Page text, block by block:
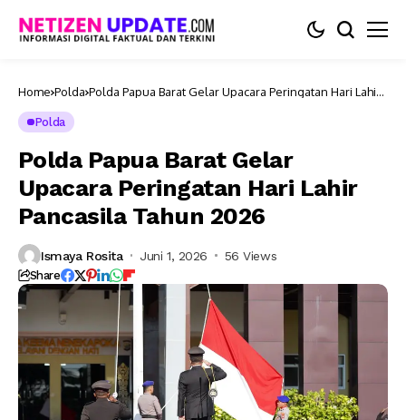
Home Polda Polda Papua Barat Gelar Upacara Peringatan Hari Lahir
Polda
Polda Papua Barat Gelar
Upacara Peringatan Hari Lahir
Pancasila Tahun 2026
Ismaya Rosita Juni 1, 2026 56 Views
Share